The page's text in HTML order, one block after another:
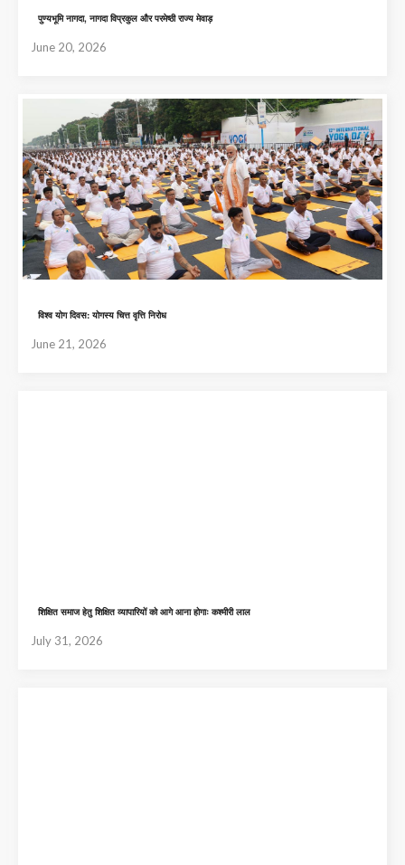
पुण्यभूमि नागदा, नागदा विप्रकुल और परमेष्ठी राज्य मेवाड़
June 20, 2026
विश्व योग दिवस: योगस्य चित्त वृत्ति निरोध
June 21, 2026
शिक्षित समाज हेतु शिक्षित व्यापारियों को आगे आना होगाः कश्मीरी लाल
July 31, 2026